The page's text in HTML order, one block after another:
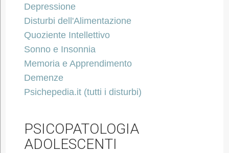
Depressione
Disturbi dell'Alimentazione
Quoziente Intellettivo
Sonno e Insonnia
Memoria e Apprendimento
Demenze
Psichepedia.it (tutti i disturbi)
PSICOPATOLOGIA
ADOLESCENTI